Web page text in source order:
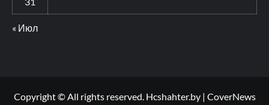
« Июл
Copyright © All rights reserved. Hcshahter.by | CoverNews